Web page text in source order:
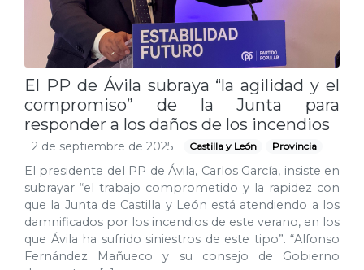
El PP de Ávila subraya “la agilidad y el
compromiso” de la Junta para
responder a los daños de los incendios
2 de septiembre de 2025 Castilla y León Provincia
El presidente del PP de Ávila, Carlos García, insiste en
subrayar “el trabajo comprometido y la rapidez con
que la Junta de Castilla y León está atendiendo a los
damnificados por los incendios de este verano, en los
que Ávila ha sufrido siniestros de este tipo”. “Alfonso
Fernández Mañueco y su consejo de Gobierno